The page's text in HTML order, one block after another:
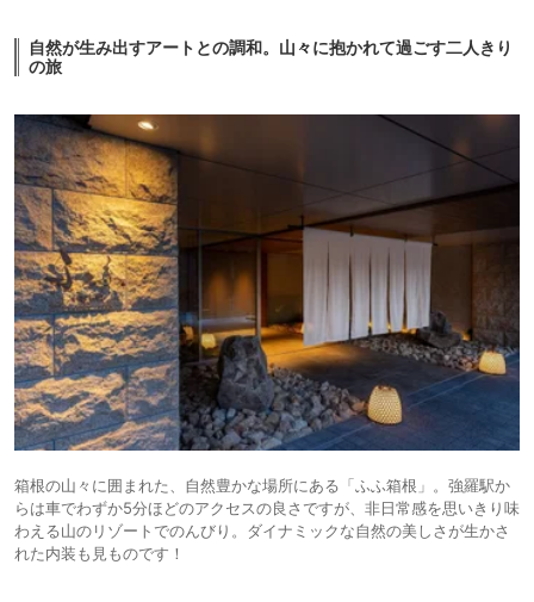
自然が生み出すアートとの調和。山々に抱かれて過ごす二人きり
の旅
箱根の山々に囲まれた、自然豊かな場所にある「ふふ箱根」。強羅駅か
らは車でわずか5分ほどのアクセスの良さですが、非日常感を思いきり味
わえる山のリゾートでのんびり。ダイナミックな自然の美しさが生かさ
れた内装も見ものです！